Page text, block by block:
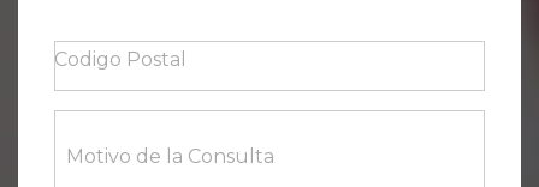
Codigo Postal
Motivo de la Consulta